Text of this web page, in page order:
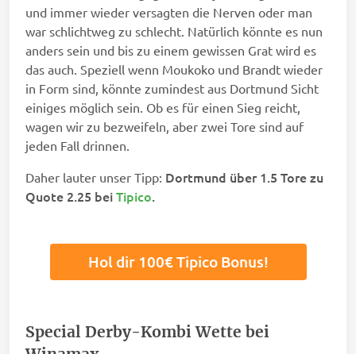
und immer wieder versagten die Nerven oder man
war schlichtweg zu schlecht. Natürlich könnte es nun
anders sein und bis zu einem gewissen Grat wird es
das auch. Speziell wenn Moukoko und Brandt wieder
in Form sind, könnte zumindest aus Dortmund Sicht
einiges möglich sein. Ob es für einen Sieg reicht,
wagen wir zu bezweifeln, aber zwei Tore sind auf
jeden Fall drinnen.
Daher lauter unser Tipp: Dortmund über 1.5 Tore zu
Quote 2.25 beiTipico.
Hol dir 100€ Tipico Bonus!
Special Derby-Kombi Wette bei